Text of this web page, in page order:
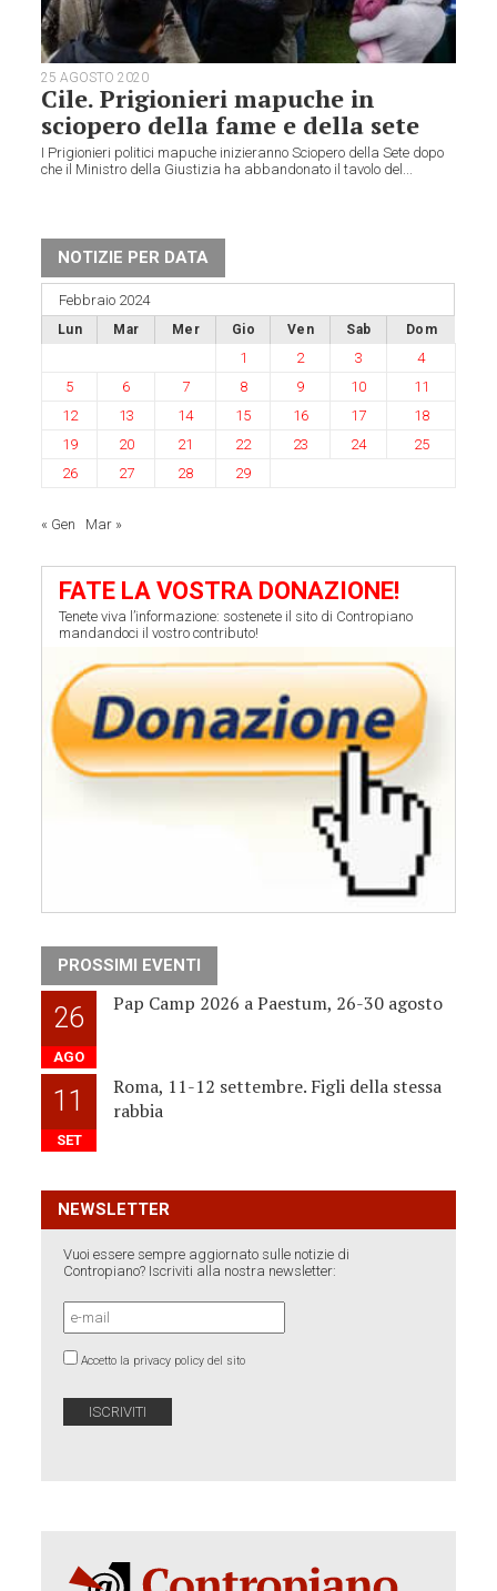
25 AGOSTO 2020
Cile. Prigionieri mapuche in
sciopero della fame e della sete
I Prigionieri politici mapuche inizieranno Sciopero della Sete dopo
che il Ministro della Giustizia ha abbandonato il tavolo del...
NOTIZIE PER DATA
Febbraio 2024
Lun Mar Mer Gio Ven Sab Dom
1 2 3
4
5
6 7 8 9 10
11
12
13 14 15 16 17
18
19
20 21 22 23 24
25
26
27 28 29
« Gen Mar »
FATE LA VOSTRA DONAZIONE!
Tenete viva l’informazione: sostenete il sito di Contropiano
mandandoci il vostro contributo!
PROSSIMI EVENTI
26
AGO
Pap Camp 2026 a Paestum, 26-30 agosto
11
SET
Roma, 11-12 settembre. Figli della stessa
rabbia
NEWSLETTER
Vuoi essere sempre aggiornato sulle notizie di
Contropiano? Iscriviti alla nostra newsletter:
Accetto la privacy policy del sito